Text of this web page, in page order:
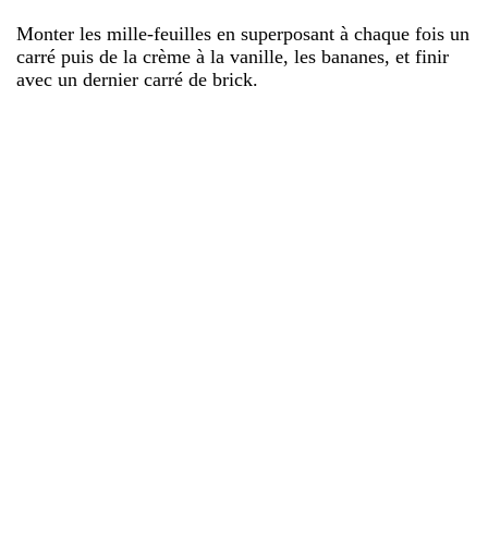
Monter les mille-feuilles en superposant à chaque fois un
carré puis de la crème à la vanille, les bananes, et finir
avec un dernier carré de brick.